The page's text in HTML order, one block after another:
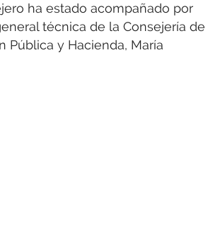
ha estado acompañado por
técnica de la Consejería de
Pública y Hacienda, María